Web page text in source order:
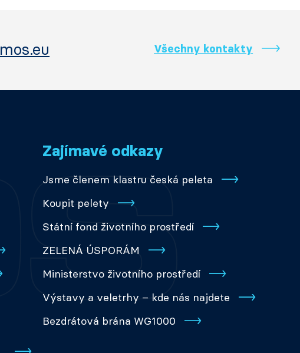
Všechny kontakty
Zajímavé odkazy
Jsme členem klastru česká peleta
Koupit pelety
Státní fond životního prostředí
ZELENÁ ÚSPORÁM
Ministerstvo životního prostředí
Výstavy a veletrhy – kde nás najdete
Bezdrátová brána WG1000